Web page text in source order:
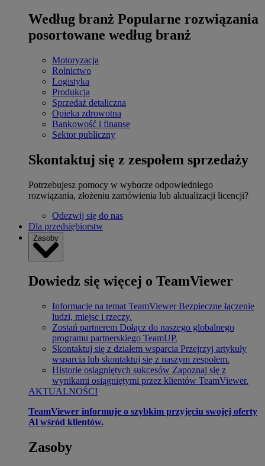
Według branż Popularne rozwiązania
posortowane według branż
Motoryzacja
Rolnictwo
Logistyka
Produkcja
Sprzedaż detaliczna
Opieka zdrowotna
Bankowość i finanse
Sektor publiczny
Skontaktuj się z zespołem sprzedaży
Potrzebujesz pomocy w wyborze odpowiedniego
rozwiązania, złożeniu zamówienia lub aktualizacji licencji?
Odezwij się do nas
Dla przedsiębiorstw
Zasoby
Dowiedz się więcej o TeamViewer
Informacje na temat TeamViewer Bezpieczne łączenie
ludzi, miejsc i rzeczy.
Zostań partnerem Dołącz do naszego globalnego
programu partnerskiego TeamUP.
Skontaktuj się z działem wsparcia Przejrzyj artykuły
wsparcia lub skontaktuj się z naszym zespołem.
Historie osiągniętych sukcesów Zapoznaj się z
wynikami osiągniętymi przez klientów TeamViewer.
AKTUALNOŚCI
TeamViewer informuje o szybkim przyjęciu swojej oferty
Al wśród klientów.
Zasoby